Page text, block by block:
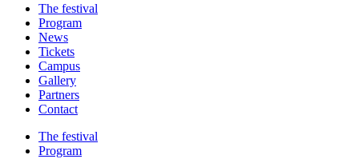
The festival
Program
News
Tickets
Campus
Gallery
Partners
Contact
The festival
Program